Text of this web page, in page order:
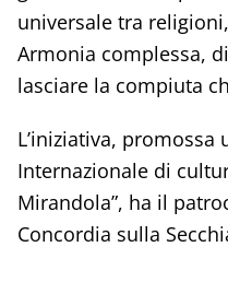
universale tra
Armonia complessa,
lasciare la compiuta
L’iniziativa,
Internazionale di
Mirandola”, ha il
Concordia sulla